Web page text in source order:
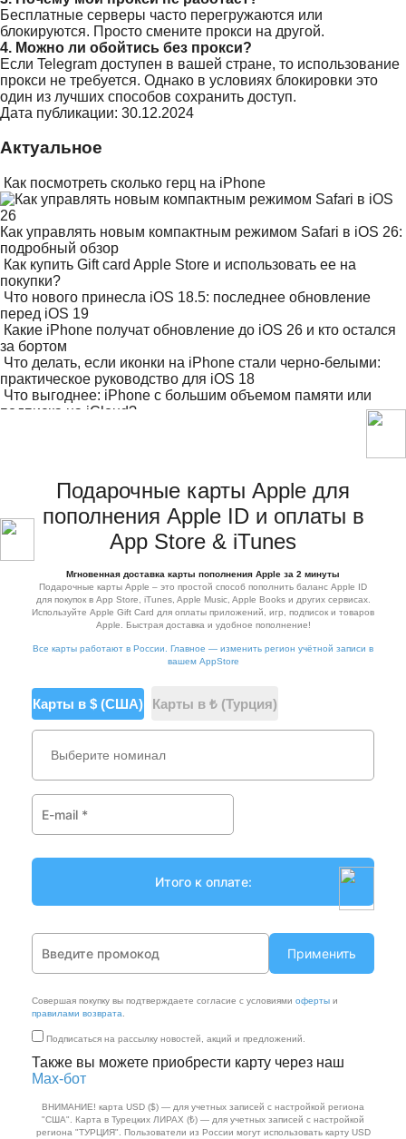
Бесплатные серверы часто перегружаются или
блокируются. Просто смените прокси на другой.
4. Можно ли обойтись без прокси?
Если Telegram доступен в вашей стране, то использование
прокси не требуется. Однако в условиях блокировки это
один из лучших способов сохранить доступ.
Дата публикации: 30.12.2024
Актуальное
Как посмотреть сколько герц на iPhone
Как управлять новым компактным режимом Safari в iOS 26:
подробный обзор
Как купить Gift card Apple Store и использовать ее на
покупки?
Что нового принесла iOS 18.5: последнее обновление
перед iOS 19
Какие iPhone получат обновление до iOS 26 и кто остался
за бортом
Что делать, если иконки на iPhone стали черно-белыми:
практическое руководство для iOS 18
Что выгоднее: iPhone с большим объемом памяти или
подписка на iCloud?
Подарочные карты Apple для
пополнения Apple ID и оплаты в
App Store & iTunes
Мгновенная доставка карты пополнения Apple за 2 минуты
Подарочные карты Apple – это простой способ пополнить баланс Apple ID
для покупок в App Store, iTunes, Apple Music, Apple Books и других сервисах.
Используйте Apple Gift Card для оплаты приложений, игр, подписок и товаров
Apple. Быстрая доставка и удобное пополнение!
Все карты работают в России. Главное — изменить регион учётной записи в
вашем AppStore
Карты в $ (США) Карты в ₺ (Турция)
Выберите номинал
Применить
Совершая покупку вы подтверждаете согласие с условиями оферты и
правилами возврата.
Подписаться на рассылку новостей, акций и предложений.
Также вы можете приобрести карту через наш
Max‑бот
ВНИМАНИЕ! карта USD ($) — для учетных записей с настройкой региона
"США". Карта в Турецких ЛИРАХ (₺) — для учетных записей с настройкой
региона "ТУРЦИЯ". Пользователи из России могут использовать карту USD